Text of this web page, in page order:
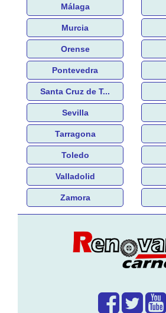
Málaga
Murcia
Orense
Pontevedra
Santa Cruz de T...
Sevilla
Tarragona
Toledo
Valladolid
Zamora